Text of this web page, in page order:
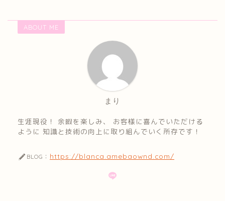
ABOUT ME
まり
生涯現役！ 余暇を楽しみ、 お客様に喜んでいただける
ように 知識と技術の向上に取り組んでいく所存です！
BLOG： https://blanca.amebaownd.com/